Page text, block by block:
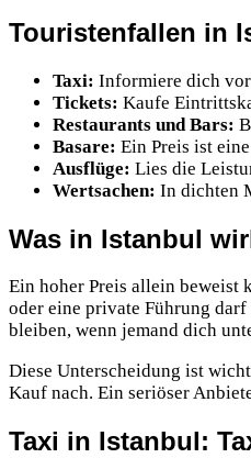
Touristenfallen in
Taxi: Informiere dich
Tickets: Kaufe
Restaurants und Bars:
Basare: Ein Preis ist
Ausflüge: Lies die
Wertsachen: In dichten
Was in Istanbul
Ein hoher Preis allein beweist
oder eine private Führung
bleiben, wenn jemand dich
Diese Unterscheidung ist
Kauf nach. Ein seriöser
Taxi in Istanbul: